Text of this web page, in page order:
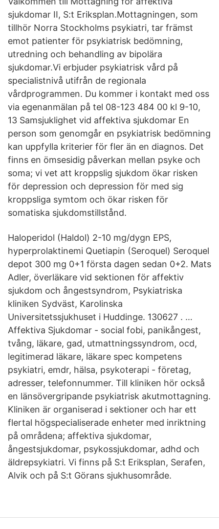
sjukdomar II, S:t Eriksplan.Mottagningen, som
tillhör Norra Stockholms psykiatri, tar främst
emot patienter för psykiatrisk bedömning,
utredning och behandling av bipolära
sjukdomar.Vi erbjuder psykiatrisk vård på
specialistnivå utifrån de regionala
vårdprogrammen. Du kommer i kontakt med oss
via egenanmälan på tel 08-123 484 00 kl 9-10,
13 Samsjuklighet vid affektiva sjukdomar En
person som genomgår en psykiatrisk bedömning
kan uppfylla kriterier för fler än en diagnos. Det
finns en ömsesidig påverkan mellan psyke och
soma; vi vet att kroppslig sjukdom ökar risken
för depression och depression för med sig
kroppsliga symtom och ökar risken för
somatiska sjukdomstillstånd.
Haloperidol (Haldol) 2-10 mg/dygn EPS,
hyperprolaktinemi Quetiapin (Seroquel) Seroquel
depot 300 mg 0+1 första dagen sedan 0+2. Mats
Adler, överläkare vid sektionen för affektiv
sjukdom och ångestsyndrom, Psykiatriska
kliniken Sydväst, Karolinska
Universitetssjukhuset i Huddinge. 130627 . …
Affektiva Sjukdomar - social fobi, panikångest,
tvång, läkare, gad, utmattningssyndrom, ocd,
legitimerad läkare, läkare spec kompetens
psykiatri, emdr, hälsa, psykoterapi - företag,
adresser, telefonnummer. Till kliniken hör också
en länsövergripande psykiatrisk akutmottagning.
Kliniken är organiserad i sektioner och har ett
flertal högspecialiserade enheter med inriktning
på områdena; affektiva sjukdomar,
ångestsjukdomar, psykossjukdomar, adhd och
äldrepsykiatri. Vi finns på S:t Eriksplan, Serafen,
Alvik och på S:t Görans sjukhusområde.